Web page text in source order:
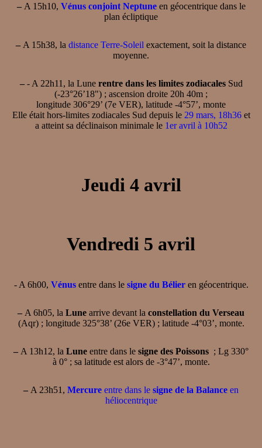
–A 15h10, Vénus conjoint Neptuneen géocentrique dans le
plan écliptique
– A 15h38, la distance Terre-Soleil exactement, soit la distance
moyenne.
– - A 22h11, la Lune rentre dans les limites zodiacalesSud
(-23°26’18") ; ascension droite 20h 40m ;
longitude 306°29’ (7e VER), latitude -4°57’, monte
Elle était hors-limites zodiacales Sud depuis le 29 mars, 18h36et
a atteint sa déclinaison minimale le 1er avril à 10h52
Jeudi 4 avril
Vendredi 5 avril
- A 6h00, Vénusentre dans le signe du Bélieren géocentrique.
– A 6h05, la Lune arrive devant la constellation du Verseau
(Aqr) ; longitude 325°38’ (26e VER) ; latitude -4°03’, monte.
– A 13h12, la Lune entre dans le signe des Poissons ; Lg 330°
à 0° ; sa latitude est alors de -3°47’, monte.
– A 23h51, Mercure entre dans le signe de la Balance en
héliocentrique